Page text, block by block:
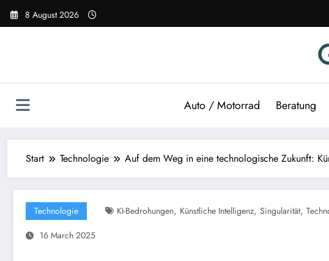
Zum
Inhalt
8 August 2026
Auto / Motorrad Beratung
Start Technologie Auf dem Weg in eine technologische Zukunft:
Technologie KI-Bedrohungen, Künstliche Intelligenz, Singularität,
16 March 2025